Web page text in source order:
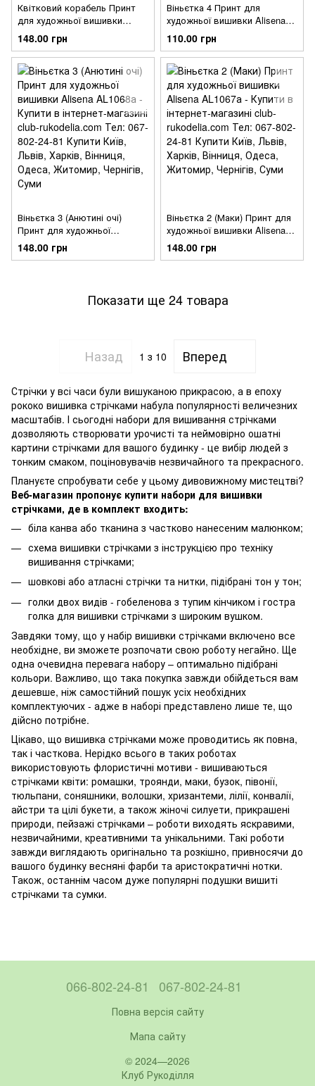
Квітковий корабель Принт
для художньої вишивки
Alisena AL1070а
148.00 грн
Віньєтка 4 Принт для
художньої вишивки Alisena
AL1069а
110.00 грн
Віньєтка 3 (Анютині очі)
Принт для художньої
вишивки Alisena AL1068а
148.00 грн
Віньєтка 2 (Маки) Принт для
художньої вишивки Alisena
AL1067а
148.00 грн
Показати ще 24 товара
Назад 1 з 10 Вперед
Стрічки у всі часи були вишуканою прикрасою, а в епоху
рококо вишивка стрічками набула популярності величезних
масштабів. І сьогодні набори для вишивання стрічками
дозволяють створювати урочисті та неймовірно ошатні
картини стрічками для вашого будинку - це вибір людей з
тонким смаком, поціновувачів незвичайного та прекрасного.
Плануєте спробувати себе у цьому дивовижному мистецтві?
Веб-магазин пропонує купити набори для вишивки
стрічками, де в комплект входить:
біла канва або тканина з частково нанесеним малюнком;
схема вишивки стрічками з інструкцією про техніку
вишивання стрічками;
шовкові або атласні стрічки та нитки, підібрані тон у тон;
голки двох видів - гобеленова з тупим кінчиком і гостра
голка для вишивки стрічками з широким вушком.
Завдяки тому, що у набір вишивки стрічками включено все
необхідне, ви зможете розпочати свою роботу негайно. Ще
одна очевидна перевага набору – оптимально підібрані
кольори. Важливо, що така покупка завжди обійдеться вам
дешевше, ніж самостійний пошук усіх необхідних
комплектуючих - адже в наборі представлено лише те, що
дійсно потрібне.
Цікаво, що вишивка стрічками може проводитись як повна,
так і часткова. Нерідко всього в таких роботах
використовують флористичні мотиви - вишиваються
стрічками квіти: ромашки, троянди, маки, бузок, півонії,
тюльпани, соняшники, волошки, хризантеми, лілії, конвалії,
айстри та цілі букети, а також жіночі силуети, прикрашені
природи, пейзажі стрічками – роботи виходять яскравими,
незвичайними, креативними та унікальними. Такі роботи
завжди виглядають оригінально та розкішно, привносячи до
вашого будинку весняні фарби та аристократичні нотки.
Також, останнім часом дуже популярні подушки вишиті
стрічками та сумки.
066-802-24-81 067-802-24-81
Повна версія сайту
Мапа сайту
© 2024—2026
Клуб Рукоділля